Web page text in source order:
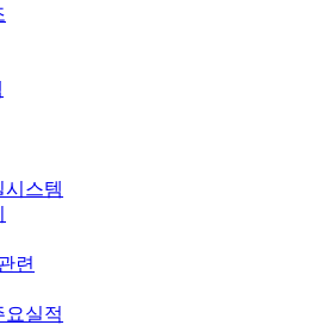
시스템
련
요실적